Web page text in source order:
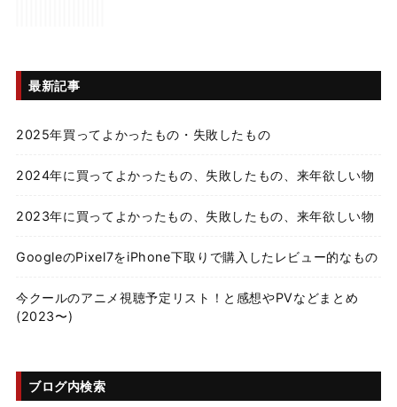
最新記事
2025年買ってよかったもの・失敗したもの
2024年に買ってよかったもの、失敗したもの、来年欲しい物
2023年に買ってよかったもの、失敗したもの、来年欲しい物
GoogleのPixel7をiPhone下取りで購入したレビュー的なもの
今クールのアニメ視聴予定リスト！と感想やPVなどまとめ
(2023〜)
ブログ内検索